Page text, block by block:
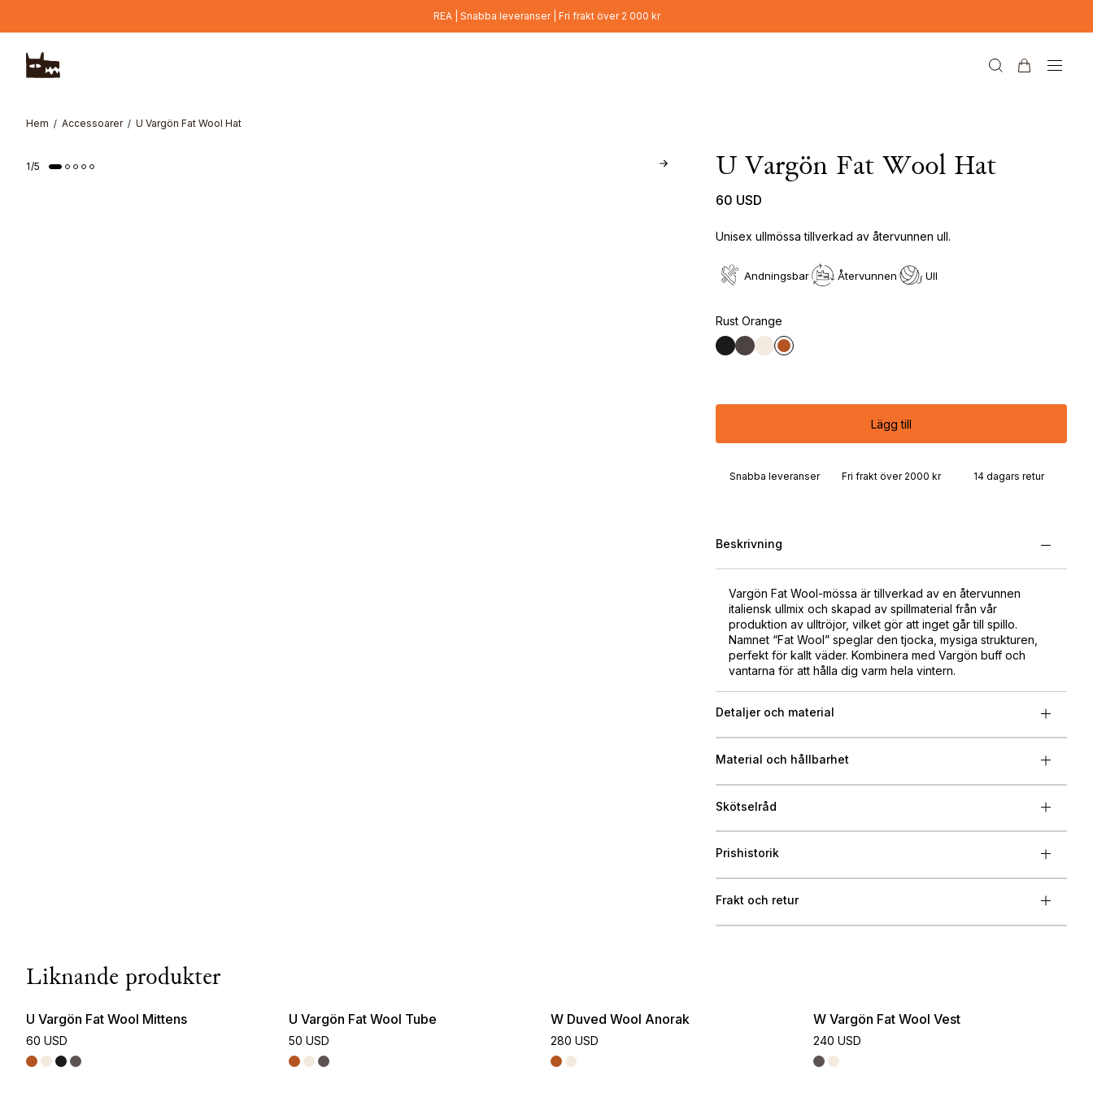
REA | Snabba leveranser | Fri frakt över 2 000 kr
Hem Accessoarer U Vargön Fat Wool Hat
1/5 U Vargön Fat Wool Hat
60 USD
Unisex ullmössa tillverkad av återvunnen ull.
Andningsbar Återvunnen Ull
Rust Orange
Lägg till
Snabba leveranser Fri frakt över 2000 kr 14 dagars retur
Beskrivning
Vargön Fat Wool-mössa är tillverkad av en återvunnen
italiensk ullmix och skapad av spillmaterial från vår
produktion av ulltröjor, vilket gör att inget går till spillo.
Namnet “Fat Wool” speglar den tjocka, mysiga strukturen,
perfekt för kallt väder. Kombinera med Vargön buff och
vantarna för att hålla dig varm hela vintern.
Detaljer och material
Material och hållbarhet
Skötselråd
Prishistorik
Frakt och retur
Liknande produkter
U Vargön Fat Wool Mittens
60 USD
U Vargön Fat Wool Tube
50 USD
W Duved Wool Anorak
280 USD
W Vargön Fat Wool Vest
240 USD